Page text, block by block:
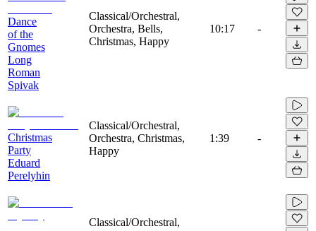
Dance
of the
Gnomes
Long
Roman
Spivak
Classical/Orchestral,
Orchestra, Bells,
Christmas, Happy
10:17 -
Christmas
Party
Eduard
Perelyhin
Classical/Orchestral,
Orchestra, Christmas,
Happy
1:39 -
Classical/Orchestral,